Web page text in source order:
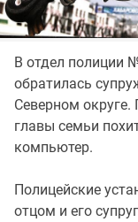
В отдел полиции
обратилась
Северном округе.
главы семьи
компьютер.
Полицейские
отцом и его